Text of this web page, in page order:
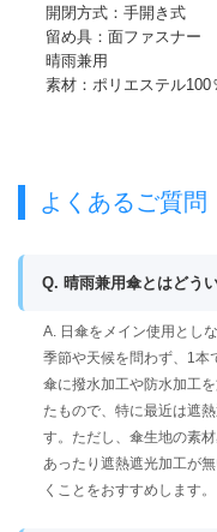
開閉方式：手開き式
留め具：面ファスナー
晴雨兼用
素材：ポリエステル100
よくあるご質問
Q. 晴雨兼用傘とはどう
A. 日傘をメイン使用とし
季節や天候を問わず、1本
傘に撥水加工や防水加工
たもので、特に最近は遮
す。ただし、傘生地の素
あったり遮熱遮光加工が
くことをおすすめします。